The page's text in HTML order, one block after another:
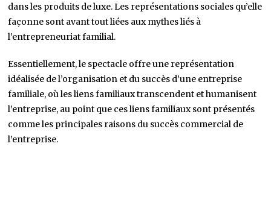
dans les produits de luxe. Les représentations sociales qu’elle
façonne sont avant tout liées aux mythes liés à
l’entrepreneuriat familial.
Essentiellement, le spectacle offre une représentation
idéalisée de l’organisation et du succès d’une entreprise
familiale, où les liens familiaux transcendent et humanisent
l’entreprise, au point que ces liens familiaux sont présentés
comme les principales raisons du succès commercial de
l’entreprise.